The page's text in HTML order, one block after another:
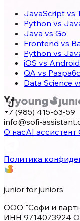
JavaScript vs
Python vs
Java vs Go
Frontend vs
Python vs
iOS vs Android
QA vs
Data Science
+7 (985) 415-63-59
info@sofi-
О насAI ассистент
Политика
junior for juniors
ООО "Софи и
ИНН 9714073924